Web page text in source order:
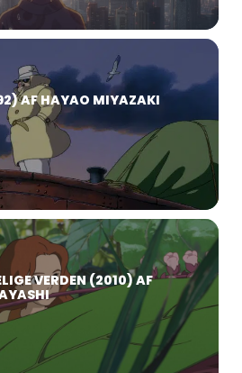
AF HAYAO MIYAZAKI
VERDEN (2010) AF